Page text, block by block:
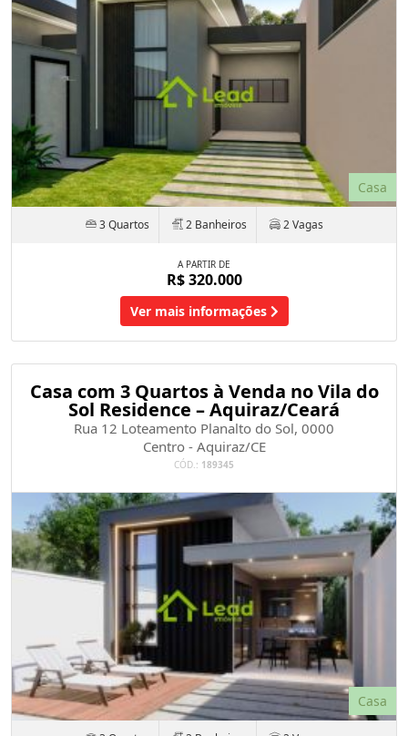
Casa
3 Quartos 2 Banheiros 2 Vagas
A PARTIR DE
R$ 320.000
Ver mais informações
Casa com 3 Quartos à Venda no Vila do
Sol Residence – Aquiraz/Ceará
Rua 12 Loteamento Planalto do Sol, 0000
Centro - Aquiraz/CE
CÓD.: 189345
Casa